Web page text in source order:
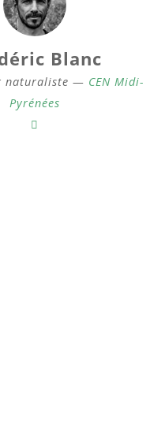
Blanc
naturaliste — CEN Midi-
Pyrénées